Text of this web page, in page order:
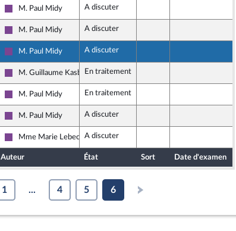
Ensemble pour la République
M. Paul Midy A discuter
Ensemble pour la République
M. Paul Midy A discuter
Ensemble pour la République
M. Paul Midy A discuter
Ensemble pour la République
M. Guillaume KasbarianEn traitement
Ensemble pour la République
M. Paul Midy En traitement
Ensemble pour la République
M. Paul Midy A discuter
Ensemble pour la République
Mme Marie Lebec A discuter
Auteur État Sort Date d'examen
1 ... 4 5 6